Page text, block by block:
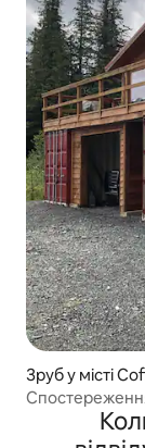
Зруб у місті
полювання та